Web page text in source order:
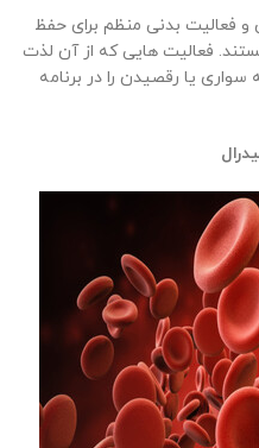
فعالیت بدنی منظم برای حفظ
فعالیت هایی که از آن لذت
سواری یا رقصیدن را در برنامه‌